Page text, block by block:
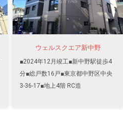
ウェルスクエア新中野
■2024年12月竣工■新中野駅徒歩4
分■総戸数16戸■東京都中野区中央
3-36-17■地上4階 RC造